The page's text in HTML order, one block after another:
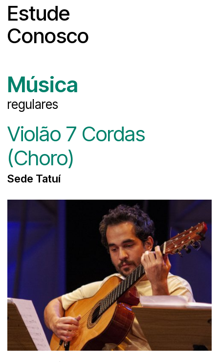
Estude
Conosco
Música
regulares
Violão 7 Cordas
(Choro)
Sede Tatuí